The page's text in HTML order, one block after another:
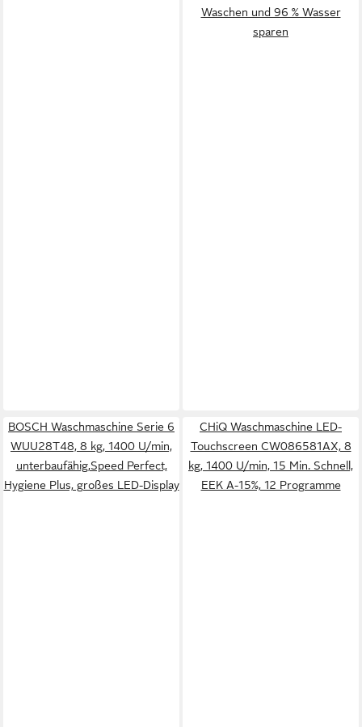
Waschen und 96 % Wasser
sparen
BOSCH Waschmaschine Serie 6
WUU28T48, 8 kg, 1400 U/min,
unterbaufähig,Speed Perfect,
Hygiene Plus, großes LED-Display
CHiQ Waschmaschine LED-
Touchscreen CW086581AX, 8
kg, 1400 U/min, 15 Min. Schnell,
EEK A-15%, 12 Programme